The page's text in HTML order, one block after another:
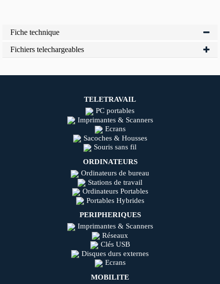
Fiche technique
Fichiers telechargeables
TELETRAVAIL
PC portables
Imprimantes & Scanners
Ecrans
Sacoches & Housses
Souris sans fil
ORDINATEURS
Ordinateurs de bureau
Stations de travail
Ordinateurs Portables
Portables Hybrides
PERIPHERIQUES
Imprimantes & Scanners
Réseaux
Clés USB
Disques durs externes
Ecrans
MOBILITE